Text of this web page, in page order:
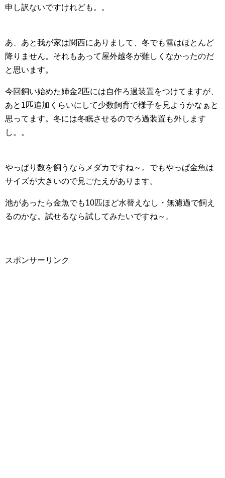
申し訳ないですけれども。。
あ、あと我が家は関西にありまして、冬でも雪はほとんど
降りません。それもあって屋外越冬が難しくなかったのだ
と思います。
今回飼い始めた姉金2匹には自作ろ過装置をつけてますが、
あと1匹追加くらいにして少数飼育で様子を見ようかなぁと
思ってます。冬には冬眠させるのでろ過装置も外します
し。。
やっぱり数を飼うならメダカですね～。でもやっぱ金魚は
サイズが大きいので見ごたえがあります。
池があったら金魚でも10匹ほど水替えなし・無濾過で飼え
るのかな。試せるなら試してみたいですね～。
スポンサーリンク